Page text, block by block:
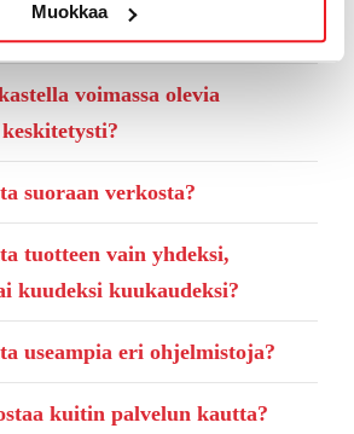
Muokkaa
voimassa olevia
suoraan verkosta?
tuotteen vain yhdeksi,
kuudeksi kuukaudeksi?
useampia eri ohjelmistoja?
kuitin palvelun kautta?